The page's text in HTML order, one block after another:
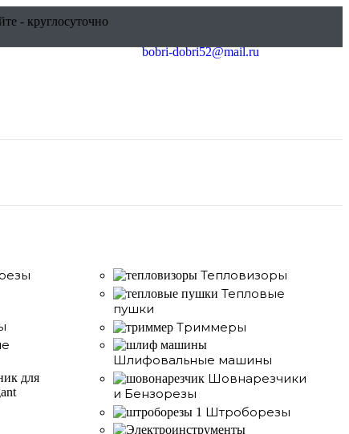
- круглосуточно
bobri-dobri52@mail.ru
Тепловизоры
Тепловые
пушки
Триммеры
Шлифовальные машины
Шовнарезчики
и Бензорезы
Штроборезы